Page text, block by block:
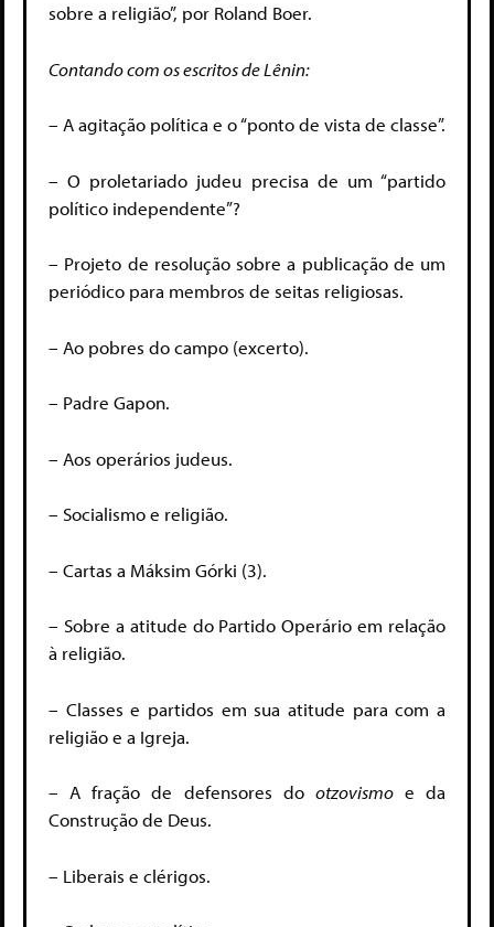
sobre a religião”, por Roland Boer.
Contando com os escritos de Lênin:
– A agitação política e o “ponto de vista de classe”.
– O proletariado judeu precisa de um “partido
político independente”?
– Projeto de resolução sobre a publicação de um
periódico para membros de seitas religiosas.
– Ao pobres do campo (excerto).
– Padre Gapon.
– Aos operários judeus.
– Socialismo e religião.
– Cartas a Máksim Górki (3).
– Sobre a atitude do Partido Operário em relação
à religião.
– Classes e partidos em sua atitude para com a
religião e a Igreja.
– A fração de defensores do otzovismoe da
Construção de Deus.
– Liberais e clérigos.